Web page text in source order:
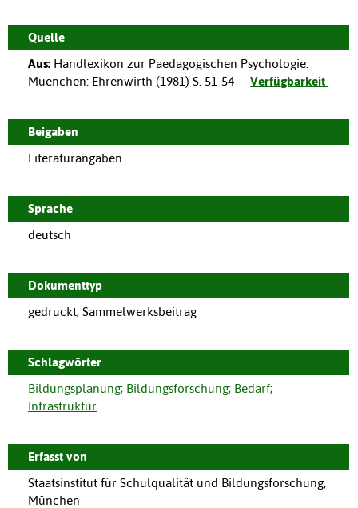
Quelle
Aus: Handlexikon zur Paedagogischen Psychologie.
Muenchen: Ehrenwirth (1981) S. 51-54 Verfügbarkeit
Beigaben
Literaturangaben
Sprache
deutsch
Dokumenttyp
gedruckt; Sammelwerksbeitrag
Schlagwörter
Bildungsplanung; Bildungsforschung; Bedarf;
Infrastruktur
Erfasst von
Staatsinstitut für Schulqualität und Bildungsforschung,
München